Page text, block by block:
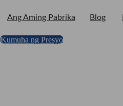
Ang Aming Pabrika Blog
Kumuha ng Presyo